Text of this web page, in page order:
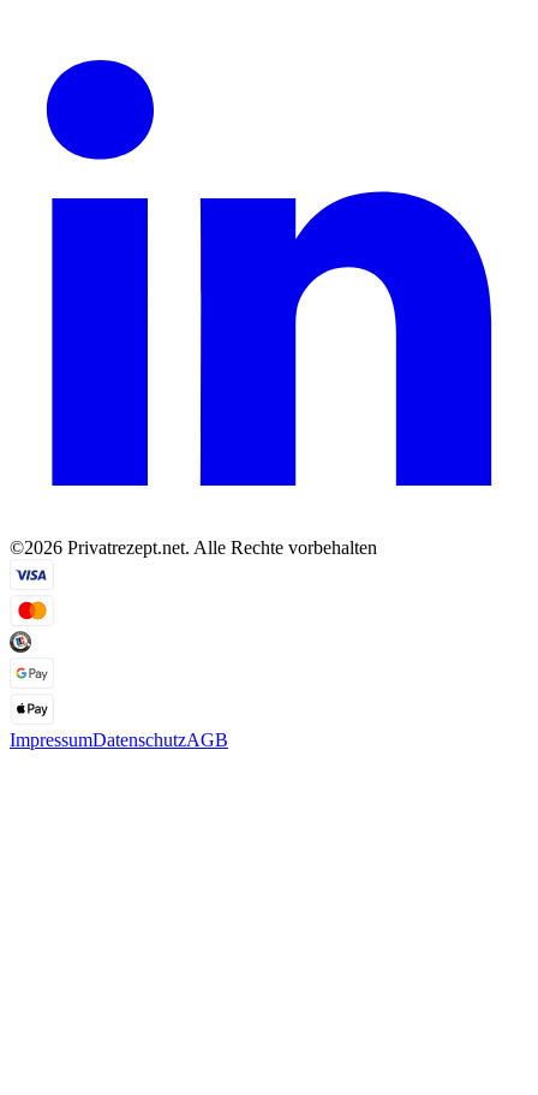
©2026 Privatrezept.net. Alle Rechte vorbehalten
ImpressumDatenschutzAGB